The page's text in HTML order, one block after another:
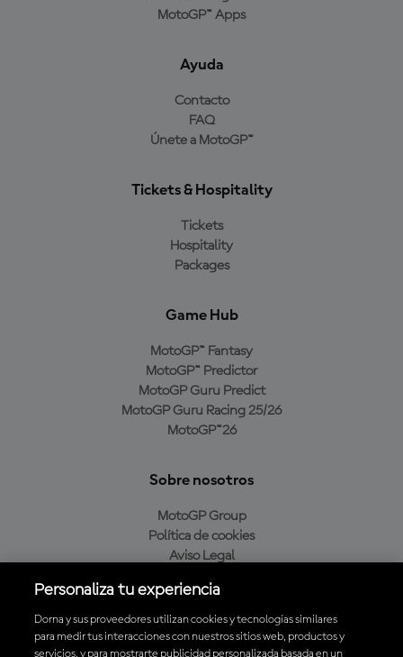
MotoGP™ Apps
Ayuda
Contacto
FAQ
Únete a MotoGP™
Tickets & Hospitality
Tickets
Hospitality
Packages
Game Hub
MotoGP™ Fantasy
MotoGP™ Predictor
MotoGP Guru Predict
MotoGP Guru Racing 25/26
MotoGP™26
Sobre nosotros
MotoGP Group
Política de cookies
Aviso Legal
Política de compra
Personaliza tu experiencia
Dorna y sus proveedores utilizan cookies y tecnologías similares
para medir tus interacciones con nuestros sitios web, productos y
servicios, y para mostrarte publicidad personalizada basada en un